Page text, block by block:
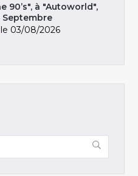
90’s", à "Autoworld",
Septembre
le 03/08/2026